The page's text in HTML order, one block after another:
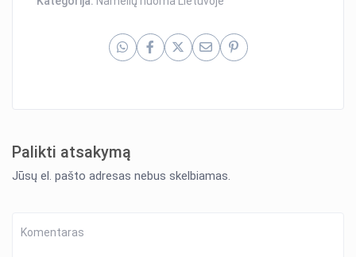
Palikti atsakymą
Jūsų el. pašto adresas nebus skelbiamas.